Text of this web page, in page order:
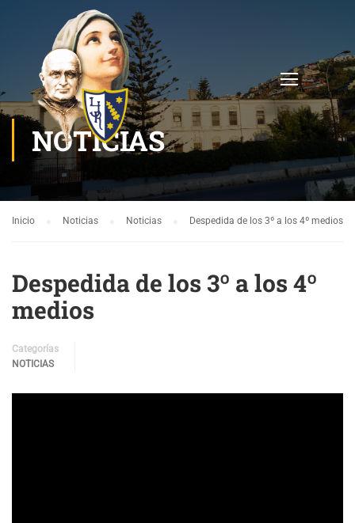
NOTICIAS
Inicio Noticias Noticias Despedida de los 3º a los 4º medios
Despedida de los 3º a los 4º
medios
Categorías
NOTICIAS